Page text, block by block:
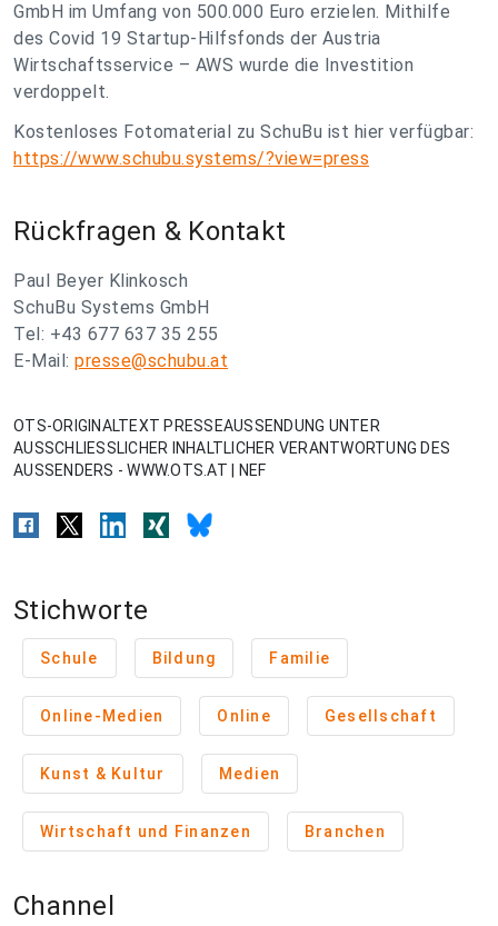
GmbH im Umfang von 500.000 Euro erzielen. Mithilfe
des Covid 19 Startup-Hilfsfonds der Austria
Wirtschaftsservice – AWS wurde die Investition
verdoppelt.
Kostenloses Fotomaterial zu SchuBu ist hier verfügbar:
https://www.schubu.systems/?view=press
Rückfragen & Kontakt
Paul Beyer Klinkosch
SchuBu Systems GmbH
Tel: +43 677 637 35 255
E-Mail: presse@schubu.at
OTS-ORIGINALTEXT PRESSEAUSSENDUNG UNTER
AUSSCHLIESSLICHER INHALTLICHER VERANTWORTUNG DES
AUSSENDERS - WWW.OTS.AT | NEF
Stichworte
Schule Bildung Familie
Online-Medien Online Gesellschaft
Kunst & Kultur Medien
Wirtschaft und Finanzen Branchen
Channel